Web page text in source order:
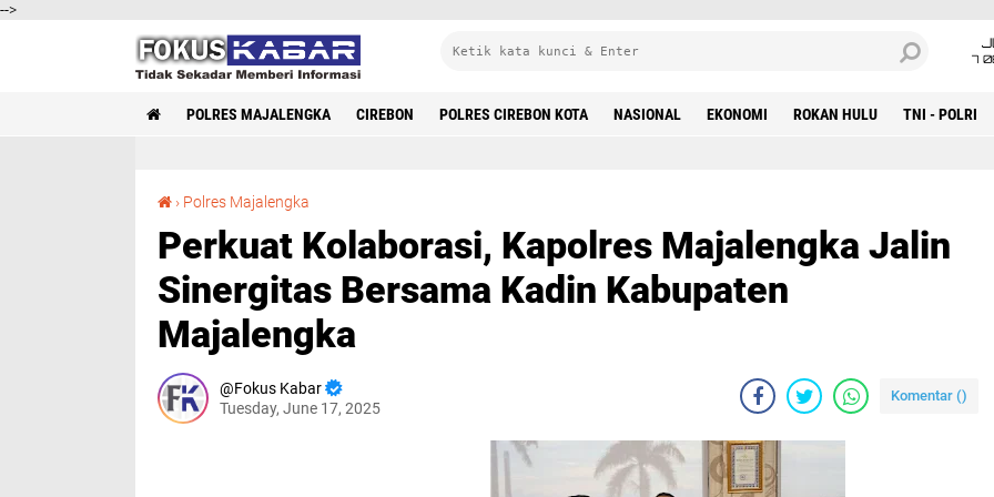
-->
7
POLRES MAJALENGKA CIREBON POLRES CIREBON KOTA NASIONAL EKONOMI ROKAN HULU TNI - POLRI
› Polres Majalengka
Perkuat Kolaborasi, Kapolres Majalengka Jalin
Sinergitas Bersama Kadin Kabupaten
Majalengka
Fokus Kabar
Tuesday, June 17, 2025
Komentar ()